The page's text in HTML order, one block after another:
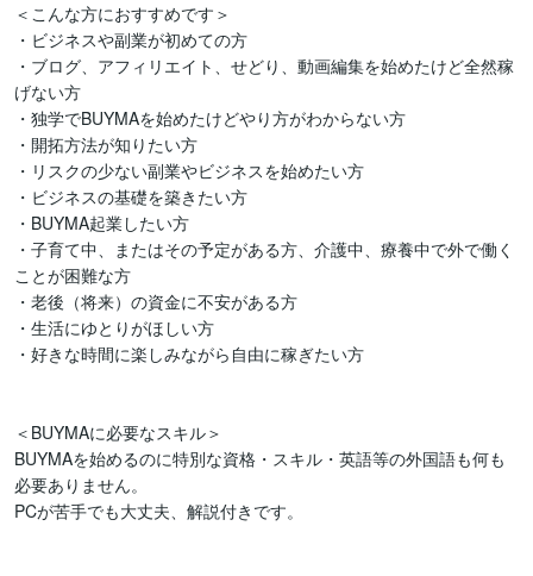
＜こんな方におすすめです＞
・ビジネスや副業が初めての方
・ブログ、アフィリエイト、せどり、動画編集を始めたけど全然稼
げない方
・独学でBUYMAを始めたけどやり方がわからない方
・開拓方法が知りたい方
・リスクの少ない副業やビジネスを始めたい方
・ビジネスの基礎を築きたい方
・BUYMA起業したい方
・子育て中、またはその予定がある方、介護中、療養中で外で働く
ことが困難な方
・老後（将来）の資金に不安がある方
・生活にゆとりがほしい方
・好きな時間に楽しみながら自由に稼ぎたい方
＜BUYMAに必要なスキル＞
BUYMAを始めるのに特別な資格・スキル・英語等の外国語も何も
必要ありません。
PCが苦手でも大丈夫、解説付きです。